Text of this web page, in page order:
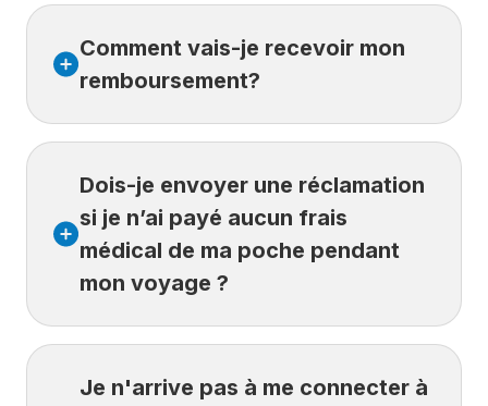
peut prendre jusqu’à 10 jours ouvrables.
Vous pouvez suivre l’état de votre
client: allez dans l’onglet Envoyées pour
demande.
Comment vais-je recevoir mon
remboursement?
pardépôt directau titulaire du contrat.
Unspécimen de chèquedoit être fourni
parmi les documents requis.
Dois-je envoyer une réclamation
si je n’ai payé aucun frais
médical de ma poche pendant
mon voyage ?
devez envoyer une réclamation via votre
Je n'arrive pas à me connecter à